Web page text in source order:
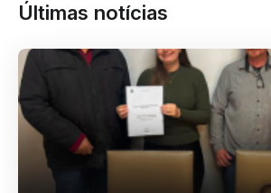
Últimas notícias